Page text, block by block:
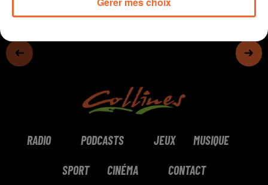
RADIO PODCASTS JEUX MUSIQUE
SPORT CINÉMA CONTACT